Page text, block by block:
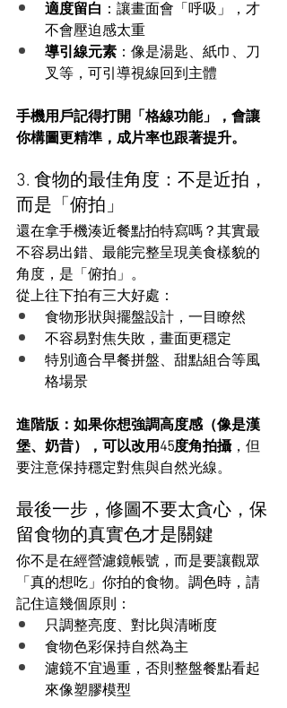
適度留白 ：讓畫面會「呼吸」，才
不會壓迫感太重
導引線元素 ：像是湯匙、紙巾、刀
叉等，可引導視線回到主體
手機用戶記得打開「格線功能」，會讓
你構圖更精準，成片率也跟著提升。
3. 食物的最佳角度：不是近拍，
而是「俯拍」
還在拿手機湊近餐點拍特寫嗎？其實最
不容易出錯、最能完整呈現美食樣貌的
角度，是「俯拍」。
從上往下拍有三大好處：
食物形狀與擺盤設計，一目瞭然
不容易對焦失敗，畫面更穩定
特別適合早餐拼盤、甜點組合等風
格場景
進階版：如果你想強調高度感（像是漢
堡、奶昔），可以改用45度角拍攝，但
要注意保持穩定對焦與自然光線。
最後一步，修圖不要太貪心，保
留食物的真實色才是關鍵
你不是在經營濾鏡帳號，而是要讓觀眾
「真的想吃」你拍的食物。調色時，請
記住這幾個原則：
只調整亮度、對比與清晰度
食物色彩保持自然為主
濾鏡不宜過重，否則整盤餐點看起
來像塑膠模型